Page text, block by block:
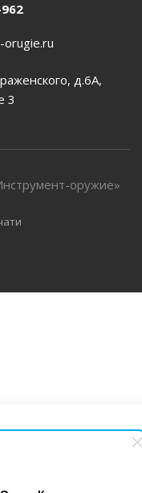
orugie.ru
д.6А,
3
оружие»
Вы даете согласие на
сервисов веб-